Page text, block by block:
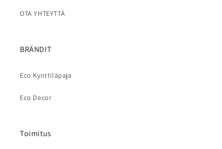
OTA YHTEYTTÄ
BRÄNDIT
Eco Kynttiläpaja
Eco Decor
Toimitus